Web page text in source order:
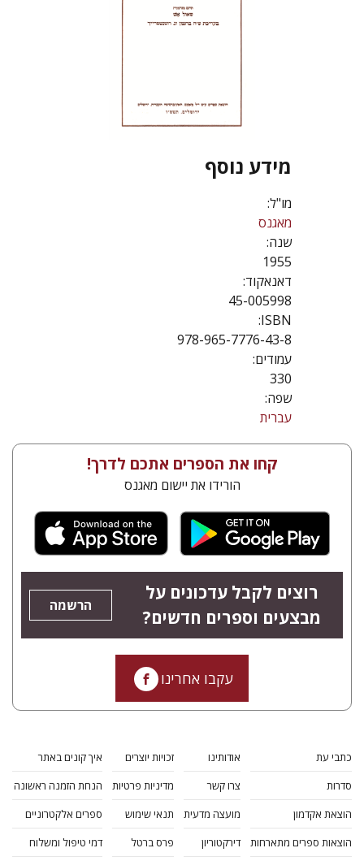
מידע נוסף
מו"ל:
מאגנס
שנה:
1955
דאנאקוד:
45-005998
ISBN:
978-965-7776-43-8
עמודים:
330
שפה:
עברית
קחו את הספרים אתכם לדרך!
הורידו את יישום מאגנס
רוצים לקבל עדכונים על
מבצעים וספרים חדשים?
הרשמה
עקבו אחרינו
כתבי עת
סדרות
הוצאת אקדמון
הוצאות ספרים מתארחות
אודותינו
צרו קשר
מועצה מדעית
דירקטוריון
זכויות יוצרים
מדיניות פרטיות
תנאי שימוש
פרס ברטל
איך קונים באתר
הנחת הזמנה ראשונה
ספרים אלקטרוניים
דמי טיפול ומשלוח